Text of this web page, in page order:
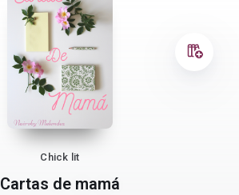
Chick lit
Cartas de mamá